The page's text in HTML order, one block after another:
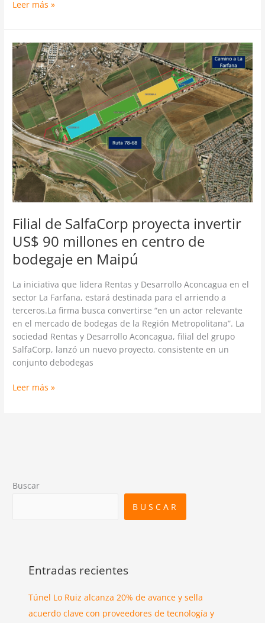
Leer más »
Filial de SalfaCorp proyecta invertir
US$ 90 millones en centro de
bodegaje en Maipú
La iniciativa que lidera Rentas y Desarrollo Aconcagua en el
sector La Farfana, estará destinada para el arriendo a
terceros.La firma busca convertirse “en un actor relevante
en el mercado de bodegas de la Región Metropolitana”. La
sociedad Rentas y Desarrollo Aconcagua, filial del grupo
SalfaCorp, lanzó un nuevo proyecto, consistente en un
conjunto debodegas
Filial
de
SalfaCorp
proyecta
invertir
US$
90
millones
en
centro
de
bodegaje
en
Maipú
Leer más »
Buscar
BUSCAR
Entradas recientes
Túnel Lo Ruiz alcanza 20% de avance y sella
acuerdo clave con proveedores de tecnología y